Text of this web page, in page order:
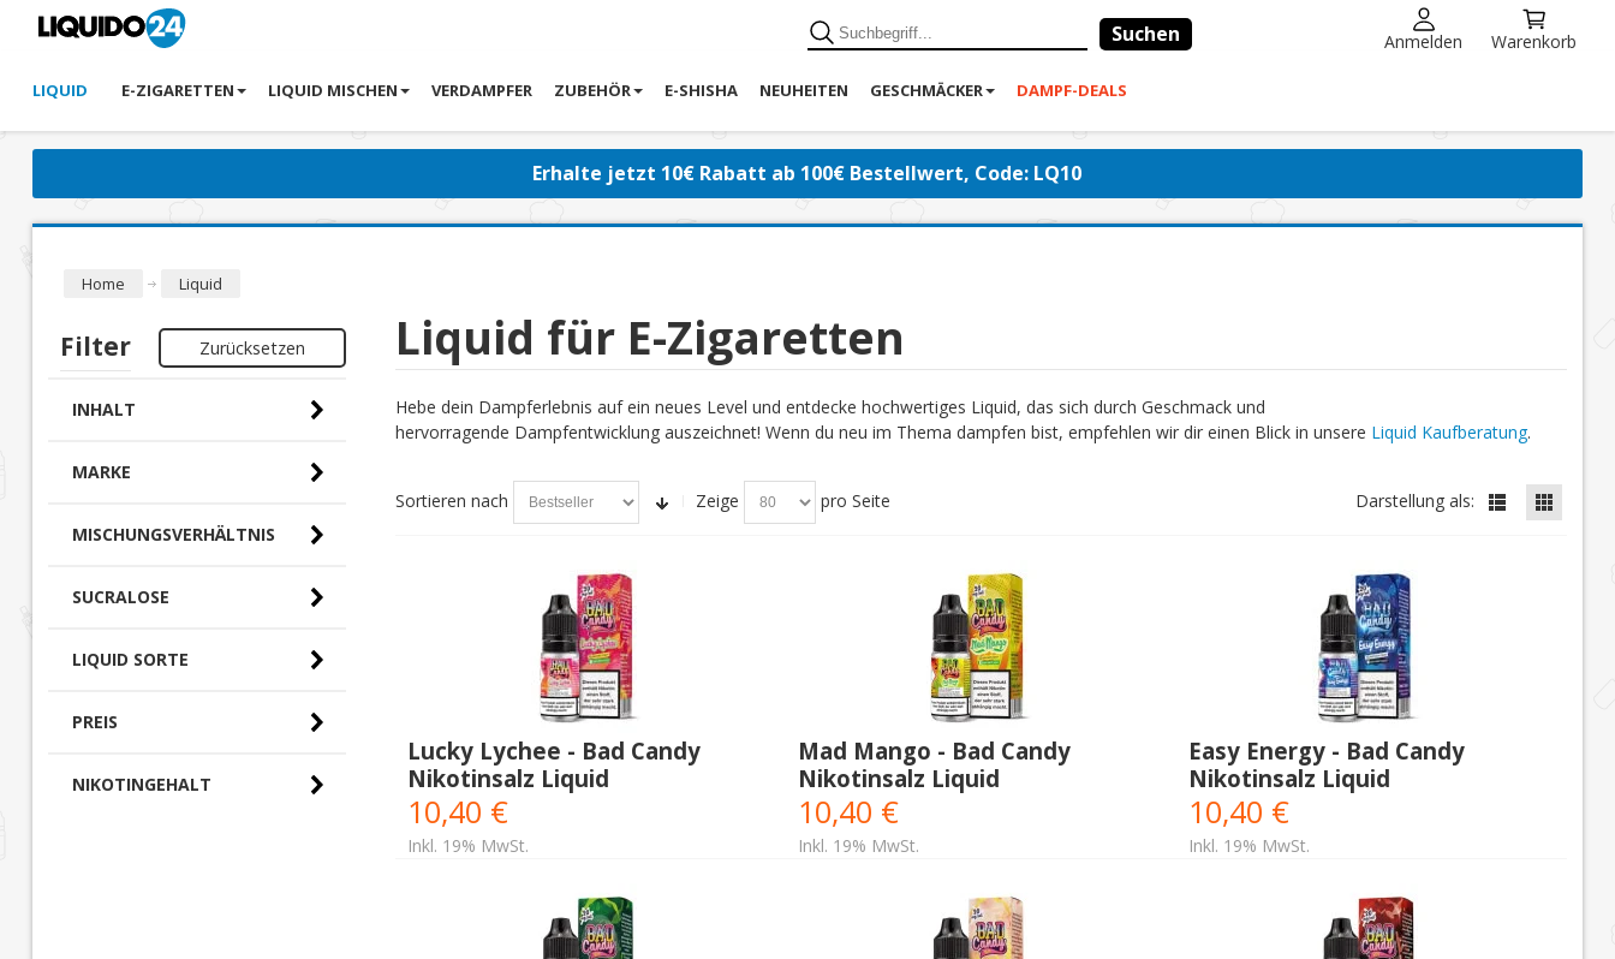
Suchen Anmelden Warenkorb
LIQUID E-ZIGARETTEN LIQUID MISCHEN VERDAMPFER ZUBEHÖR E-SHISHA NEUHEITEN GESCHMÄCKER DAMPF-DEALS
Erhalte jetzt 10€ Rabatt ab 100€ Bestellwert, Code: LQ10
Home Liquid
Liquid für E-Zigaretten
Hebe dein Dampferlebnis auf ein neues Level und entdecke hochwertiges Liquid, das sich durch Geschmack und
hervorragende Dampfentwicklung auszeichnet! Wenn du neu im Thema dampfen bist, empfehlen wir dir einen Blick in unsere Liquid Kaufberatung.
Sortieren nach Zeige pro Seite Darstellung als:
Lucky Lychee - Bad Candy
Nikotinsalz Liquid
10,40 €
Inkl. 19% MwSt.
Mad Mango - Bad Candy
Nikotinsalz Liquid
10,40 €
Inkl. 19% MwSt.
Easy Energy - Bad Candy
Nikotinsalz Liquid
10,40 €
Inkl. 19% MwSt.
Filter Zurücksetzen
INHALT
MARKE
MISCHUNGSVERHÄLTNIS
SUCRALOSE
LIQUID SORTE
PREIS
0,00 € - 10,00 € (0)
NIKOTINGEHALT